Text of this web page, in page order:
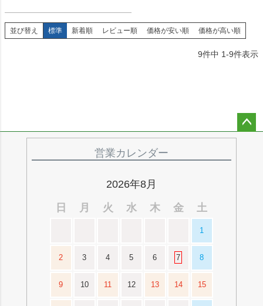
並び替え 標準 新着順 レビュー順 価格が安い順 価格が高い順
9件中 1-9件表示
営業カレンダー
2026年8月
日
月 火 水 木 金 土
1
2 3 4 5 6 7 8
9 10 11 12 13 14 15